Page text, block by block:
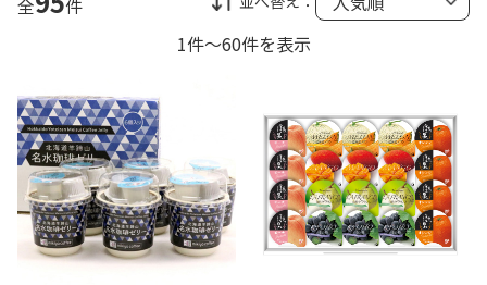
全 件
1件～60件を表示